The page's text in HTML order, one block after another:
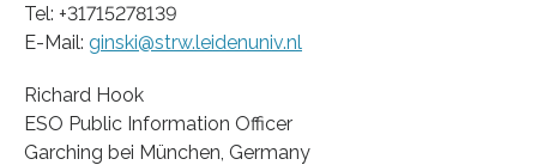
Tel: +31715278139
E-Mail: ginski@strw.leidenuniv.nl
Richard Hook
ESO Public Information Officer
Garching bei München, Germany